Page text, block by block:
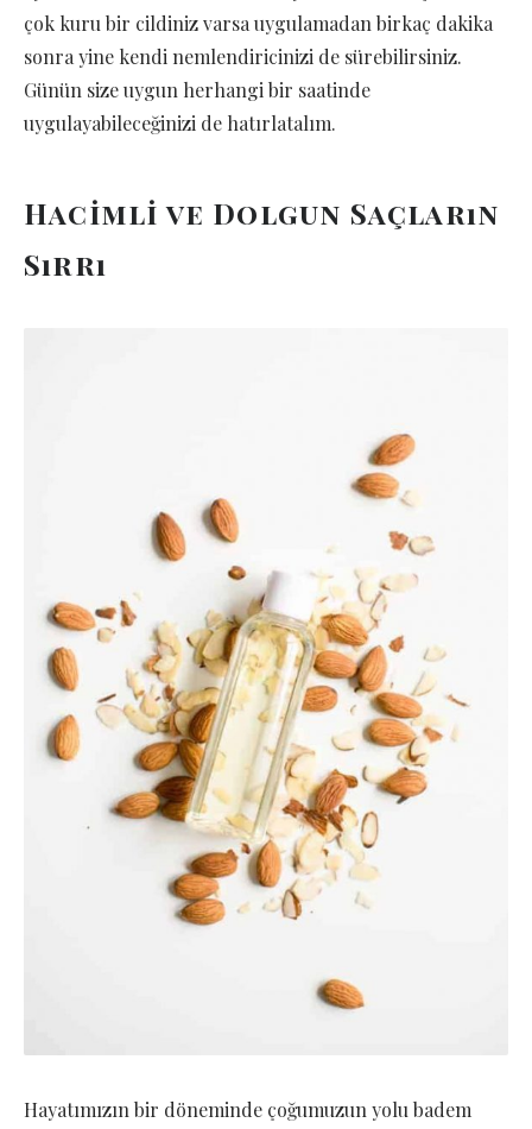
çok kuru bir cildiniz varsa uygulamadan birkaç dakika
sonra yine kendi nemlendiricinizi de sürebilirsiniz.
Günün size uygun herhangi bir saatinde
uygulayabileceğinizi de hatırlatalım.
Hacimli ve Dolgun Saçların
Sırrı
Hayatımızın bir döneminde çoğumuzun yolu badem